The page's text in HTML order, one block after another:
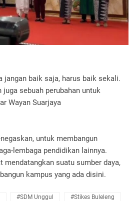
jangan baik saja, harus baik sekali.
juga sebuah perubahan untuk
Wayan Suarjaya
untuk membangun
lembaga pendidikan lainnya.
mendatangkan suatu sumber daya,
kampus yang ada disini.
#SDM Unggul
#Stikes Buleleng